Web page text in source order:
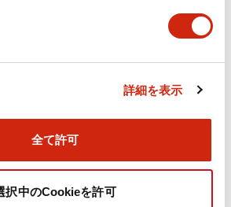
詳細を表示
全て許可
択中のCookieを許可
ースイッチ／CSシリーズカムスイッチ
1.20MB